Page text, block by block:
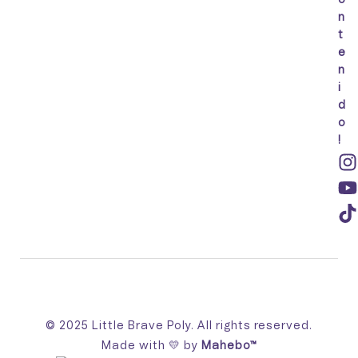
n
t
e
n
i
d
o
!
© 2025 Little Brave Poly. All rights reserved.
Made with 💛 by Mahebo™